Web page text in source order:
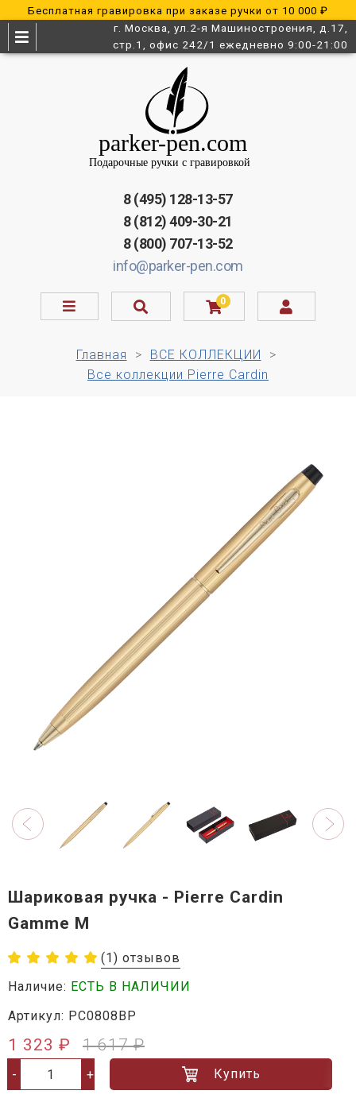
Бесплатная гравировка при заказе ручки от 10 000 ₽
г. Москва, ул.2-я Машиностроения, д.17,
стр.1, офис 242/1 ежедневно 9:00-21:00
8 (495) 128-13-57
8 (812) 409-30-21
8 (800) 707-13-52
info@parker-pen.com
0
Главная
ВСЕ КОЛЛЕКЦИИ
Все коллекции Pierre Cardin
Шариковая ручка - Pierre Cardin
Gamme M
(1) отзывов
Наличие: ЕСТЬ В НАЛИЧИИ
Артикул: PC0808BP
1 323 ₽ 1 617 ₽
- + Купить